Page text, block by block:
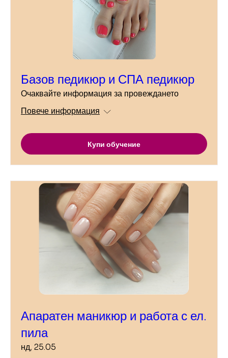
Базов педикюр и СПА педикюр
Очаквайте информация за провеждането
Повече информация
Купи обучение
Апаратен маникюр и работа с ел.
пила
нд, 25.05